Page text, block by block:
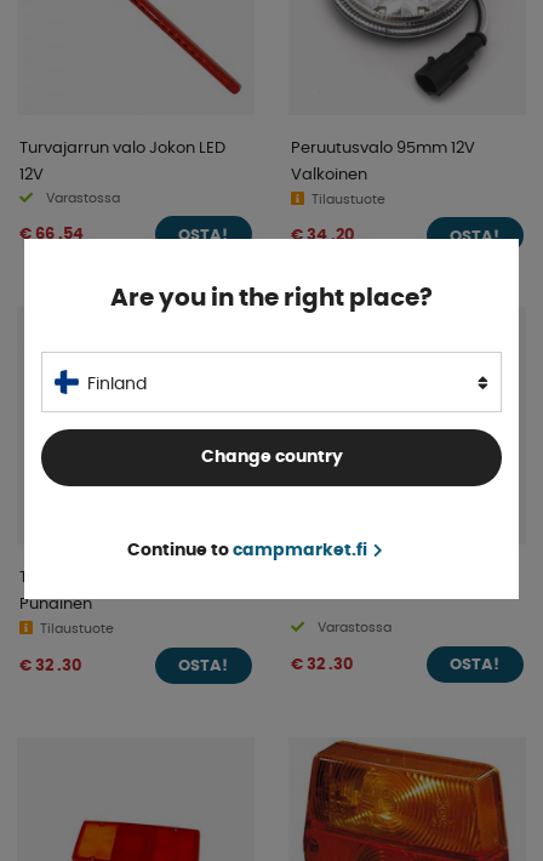
Turvajarrun valo Jokon LED
12V
Varastossa
€ 66 .54 OSTA!
Peruutusvalo 95mm 12V
Valkoinen
Tilaustuote
€ 34 .20 OSTA!
Takasumuvalo 95mm 12V
Punainen
Tilaustuote
€ 32 .30 OSTA!
Varastossa
€ 32 .30 OSTA!
Are you in the right place?
Finland
Change country
Continue to campmarket.fi